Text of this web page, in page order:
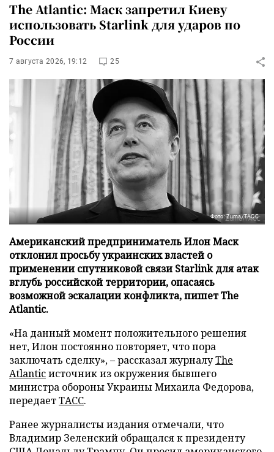
The Atlantic: Маск запретил Киеву
использовать Starlink для ударов по
России
7 августа 2026, 19:12 25
Фото: Zuma/ТАСС
Американский предприниматель Илон Маск
отклонил просьбу украинских властей о
применении спутниковой связи Starlink для атак
вглубь российской территории, опасаясь
возможной эскалации конфликта, пишет The
Atlantic.
«На данный момент положительного решения
нет, Илон постоянно повторяет, что пора
заключать сделку», – рассказал журналуThe
Atlanticисточник из окружения бывшего
министра обороны Украины Михаила Федорова,
передаетТАСС.
Ранее журналисты издания отмечали, что
Владимир Зеленский обращался к президенту